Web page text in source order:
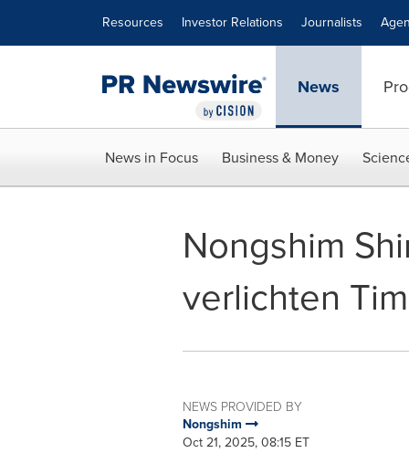
Resources Investor Relations Journalists
News
News in Focus Business & Money
Nongshim
verlichten
NEWS PROVIDED BY
Nongshim
Oct 21, 2025, 08:15 ET